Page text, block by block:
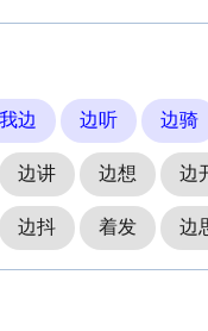
我边 边听 边骑
边讲 边想 边
边抖 着发 边